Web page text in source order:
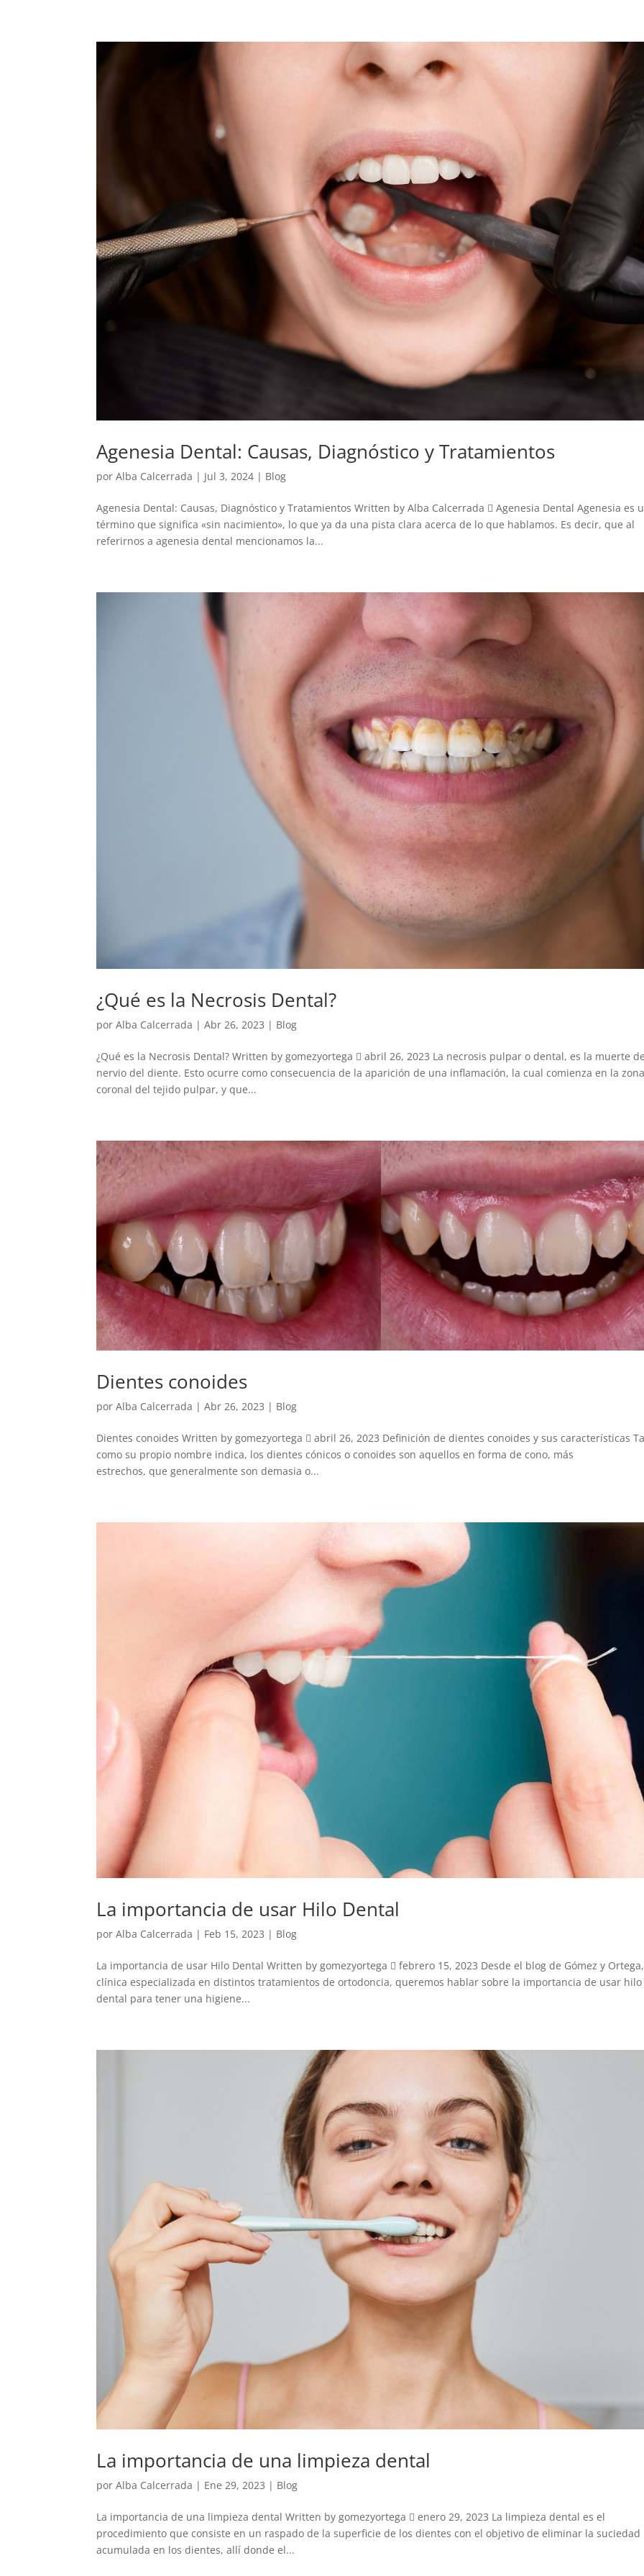
Agenesia Dental: Causas, Diagnóstico y Tratamientos
porAlba Calcerrada | Jul 3, 2024 | Blog
Agenesia Dental: Causas, Diagnóstico y Tratamientos Written by Alba Calcerrada  Agenesia Dental Agenesia es
término que significa «sin nacimiento», lo que ya da una pista clara acerca de lo que hablamos. Es decir, que al
referirnos a agenesia dental mencionamos la...
¿Qué es la Necrosis Dental?
porAlba Calcerrada |Abr 26, 2023 | Blog
¿Qué es la Necrosis Dental? Written by gomezyortega  abril 26, 2023 La necrosis pulpar o dental, es la muerte
nervio del diente. Esto ocurre como consecuencia de la aparición de una inflamación, la cual comienza en la
coronal del tejido pulpar, y que...
Dientes conoides
porAlba Calcerrada |Abr 26, 2023 | Blog
Dientes conoides Written by gomezyortega  abril 26, 2023 Definición de dientes conoides y sus características
como su propio nombre indica, los dientes cónicos o conoides son aquellos en forma de cono, más
estrechos, que generalmente son demasia o...
La importancia de usar Hilo Dental
porAlba Calcerrada | Feb 15, 2023 | Blog
La importancia de usar Hilo Dental Written by gomezyortega  febrero 15, 2023 Desde el blog de Gómez y Ortega,
clínica especializada en distintos tratamientos de ortodoncia, queremos hablar sobre la importancia de usar hilo
dental para tener una higiene...
La importancia de una limpieza dental
porAlba Calcerrada | Ene 29, 2023 | Blog
La importancia de una limpieza dental Written by gomezyortega  enero 29, 2023 La limpieza dental es el
procedimiento que consiste en un raspado de la superficie de los dientes con el objetivo de eliminar la suciedad
acumulada en los dientes, allí donde el...